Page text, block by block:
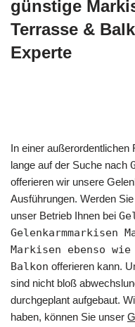
günstige
Terrasse &
Experte
In einer außerordentlichen
lange auf der Suche nach
offerieren wir unsere
Ausführungen. Werden
unser Betrieb Ihnen bei
Gelenkarmmarkisen
Markisen ebenso
Balkon offerieren kann.
sind nicht bloß
durchgeplant aufgebaut.
haben, können Sie unser